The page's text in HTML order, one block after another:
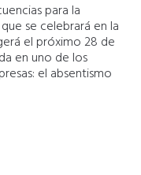
para la
se celebrará en la
el próximo 28 de
en uno de los
el absentismo